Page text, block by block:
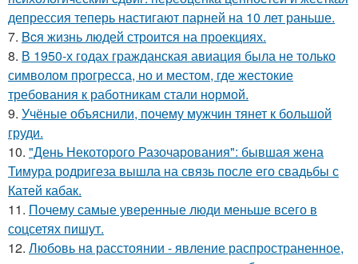
депрессия теперь настигают парней на 10 лет раньше.
7. Bcя жизнь людей строится на проекциях.
8. В 1950-х годах гражданская авиация была не только
символом прогресса, но и местом, где жестокие
требования к работникам стали нормой.
9. Учёные объяснили, почему мужчин тянет к большой
груди.
10. "День Некоторого Разочарования": бывшая жена
Тимура родригеза вышла на связь после его свадьбы с
Катей кабак.
11. Почему самые уверенные люди меньше всего в
соцсетях пишут.
12. Любoвь нa расстоянии - явление распространенное,